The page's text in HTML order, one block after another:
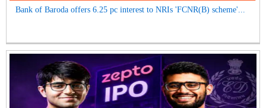
Bank of Baroda offers 6.25 pc interest to NRIs 'FCNR(B) scheme'...